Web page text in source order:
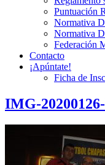
Puntuación
Normativa
Normativa
Federación
Contacto
¡Apúntate!
Ficha de
IMG-